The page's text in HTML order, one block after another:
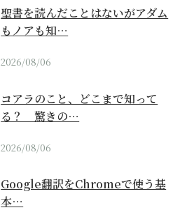
聖書を読んだことはないがアダム
もノアも知…
2026/08/06
コアラのこと、どこまで知って
る？ 驚きの…
2026/08/06
Google翻訳をChromeで使う基
本…